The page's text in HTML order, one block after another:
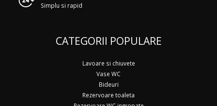
Simplu si rapid
CATEGORII POPULARE
Lavoare si chiuvete
Vase WC
Bideuri
Rezervoare toaleta